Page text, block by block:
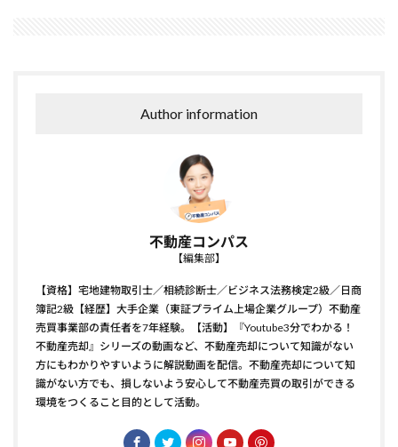
Author information
不動産コンパス
【編集部】
【資格】宅地建物取引士／相続診断士／ビジネス法務検定2級／日商
簿記2級【経歴】大手企業（東証プライム上場企業グループ）不動産
売買事業部の責任者を7年経験。【活動】『Youtube3分でわかる！
不動産売却』シリーズの動画など、不動産売却について知識がない
方にもわかりやすいように解説動画を配信。不動産売却について知
識がない方でも、損しないよう安心して不動産売買の取引ができる
環境をつくること目的として活動。